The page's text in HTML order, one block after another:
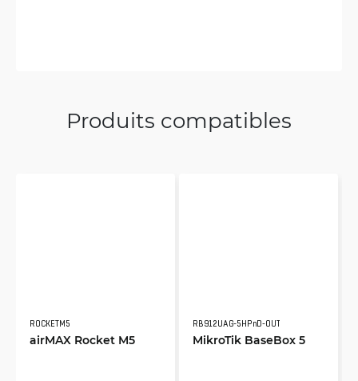
Produits compatibles
ROCKETM5
airMAX Rocket M5
RB912UAG-5HPnD-OUT
MikroTik BaseBox 5